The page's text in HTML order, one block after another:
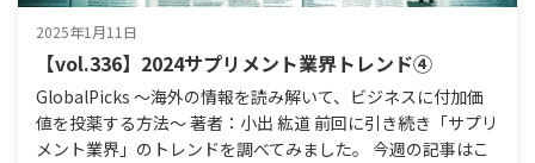
2025年1月11日
【vol.336】2024サプリメント業界トレンド④
GlobalPicks 〜海外の情報を読み解いて、ビジネスに付加価
値を投薬する方法〜 著者：小出 紘道 前回に引き続き「サプリ
メント業界」のトレンドを調べてみました。 今週の記事はこ